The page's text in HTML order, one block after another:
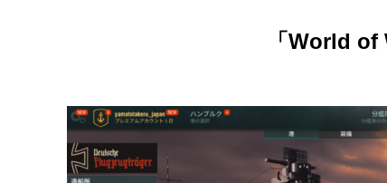
「World